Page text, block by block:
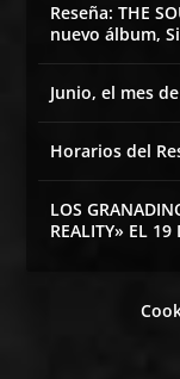
Reseña: THE
nuevo álbum,
Junio, el mes
Horarios del
LOS
REALITY» EL 19